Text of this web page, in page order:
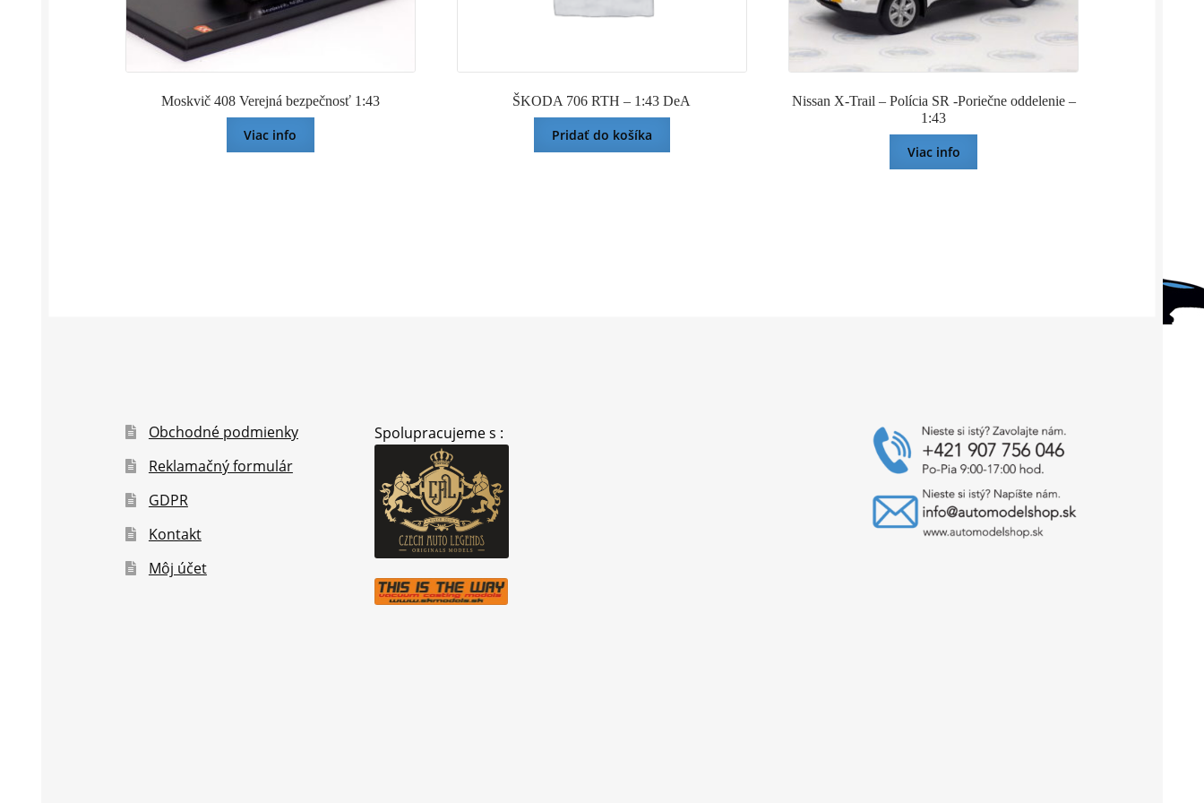
Moskvič 408 Verejná bezpečnosť 1:43
Viac info
ŠKODA 706 RTH – 1:43 DeA
Pridať do košíka
Nissan X-Trail – Polícia SR -Poriečne oddelenie –
1:43
Viac info
Obchodné podmienky
Reklamačný formulár
GDPR
Kontakt
Môj účet
Spolupracujeme s :